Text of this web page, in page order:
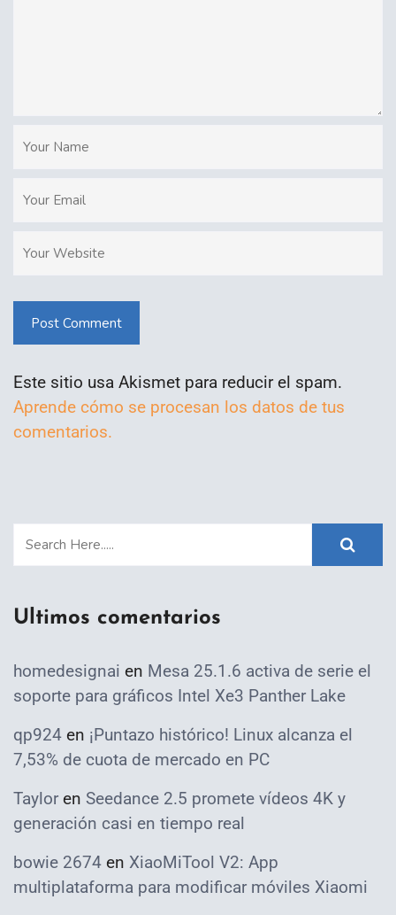
Post Comment
Este sitio usa Akismet para reducir el spam.
Aprende cómo se procesan los datos de tus
comentarios.
Ultimos comentarios
homedesignai en Mesa 25.1.6 activa de serie el
soporte para gráficos Intel Xe3 Panther Lake
qp924 en ¡Puntazo histórico! Linux alcanza el
7,53% de cuota de mercado en PC
Taylor en Seedance 2.5 promete vídeos 4K y
generación casi en tiempo real
bowie 2674 en XiaoMiTool V2: App
multiplataforma para modificar móviles Xiaomi